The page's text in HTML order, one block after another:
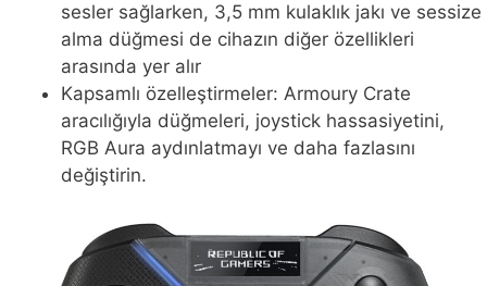
sesler sağlarken, 3,5 mm kulaklık jakı ve sessize
alma düğmesi de cihazın diğer özellikleri
arasında yer alır
Kapsamlı özelleştirmeler: Armoury Crate
aracılığıyla düğmeleri, joystick hassasiyetini,
RGB Aura aydınlatmayı ve daha fazlasını
değiştirin.